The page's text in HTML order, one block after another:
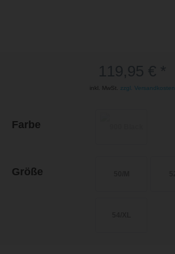
inkl. MwSt. zzgl. Versandkosten
Farbe
Größe